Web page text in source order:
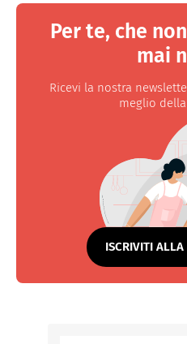
Per te, che
mai
Ricevi la nostra
meglio
ISCRIVITI ALLA